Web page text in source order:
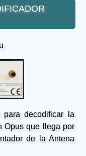
para decodificar la
Opus que llega por
de la Antena